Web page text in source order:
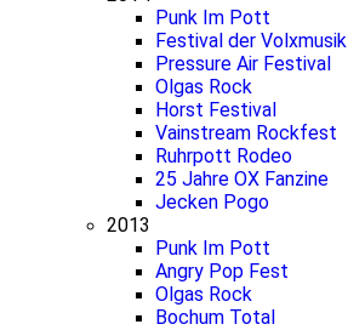
Punk Im Pott
Festival der Volxmusik
Pressure Air Festival
Olgas Rock
Horst Festival
Vainstream Rockfest
Ruhrpott Rodeo
25 Jahre OX Fanzine
Jecken Pogo
2013
Punk Im Pott
Angry Pop Fest
Olgas Rock
Bochum Total